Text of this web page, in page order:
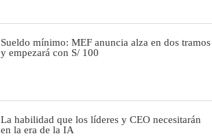
Sueldo mínimo: MEF anuncia alza en dos tramos
y empezará con S/ 100
La habilidad que los líderes y CEO necesitarán
en la era de la IA